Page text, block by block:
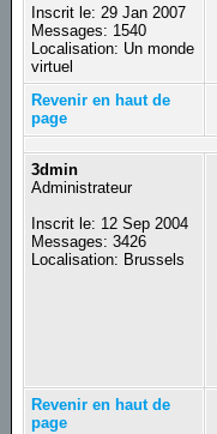
Inscrit le: 29 Jan 2007
Messages: 1540
Localisation: Un monde
virtuel
Revenir en haut de
page
3dmin
Administrateur
Inscrit le: 12 Sep 2004
Messages: 3426
Localisation: Brussels
Revenir en haut de
page